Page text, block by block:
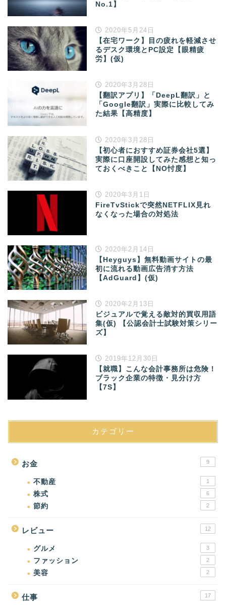
No.1】
2020年5月24日
【在宅ワーク】目の疲れを軽減させ
るデスク環境とPC設定【眼精疲
労】(仮)
2020年3月28日
【翻訳アプリ】「DeepL翻訳」と
「Google翻訳」実際に比較してみ
た結果【高精度】
2020年3月28日
【初心者におすすめ証券会社5選】
実際に口座開設してみた感想と知っ
ておくべきこと【NO忖度】
2020年3月1日
FireTvStickで突然NETFLIX見れ
なくなった場合の対処法
2020年2月14日
【Heyguys】無料動画サイトの最
初に流れる動画広告消す方法
【AdGuard】(仮)
2020年2月13日
ビジュアルで覚える敵対的買収用語
集(仮) 【公認会計士試験対策シリー
ズ】
2019年12月30日
【就職】こんな会計事務所は危険！
ブラック企業の特徴・見分け方
【7S】
カテゴリー
お金 9
不動産 1
株式 6
節約 2
レビュー 12
グルメ 3
ファッション 2
美容 2
仕事 17